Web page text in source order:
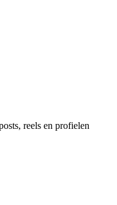
reels en profielen